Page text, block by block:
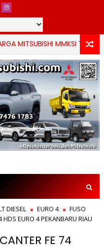
MMKSI TERBARU
DIESEL EURO 4
FUSO
HDS EURO 4 PEKANBARU RIAU
FE 74